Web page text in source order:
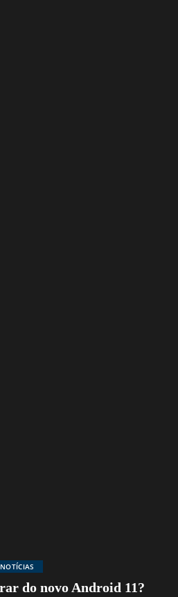
NOTÍCIAS
do novo Android 11?